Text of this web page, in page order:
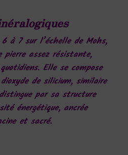
à 7 sur l’échelle de Mohs,
assez résistante,
Elle se compose
de silicium, similaire
par sa structure
énergétique, ancrée
et sacré.